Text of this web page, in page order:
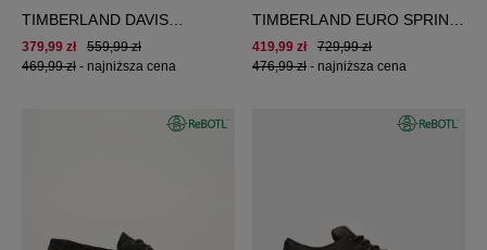
TIMBERLAND DAVIS
SQUARE F/L CHUKKA
559,99 zł
379,99 zł
469,99 zł - najniższa cena
TIMBERLAND EURO SPRINT
MID LACE BOOT
729,99 zł
419,99 zł
476,99 zł - najniższa cena